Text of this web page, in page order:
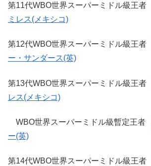
第11代WBO世界スーパーミドル級王者
ミレス(メキシコ)
第12代WBO世界スーパーミドル級王者
ー・サンダース(英)
第13代WBO世界スーパーミドル級王者
レス(メキシコ)
WBO世界スーパーミドル級暫定王者
ー(英)
第14代WBO世界スーパーミドル級王者